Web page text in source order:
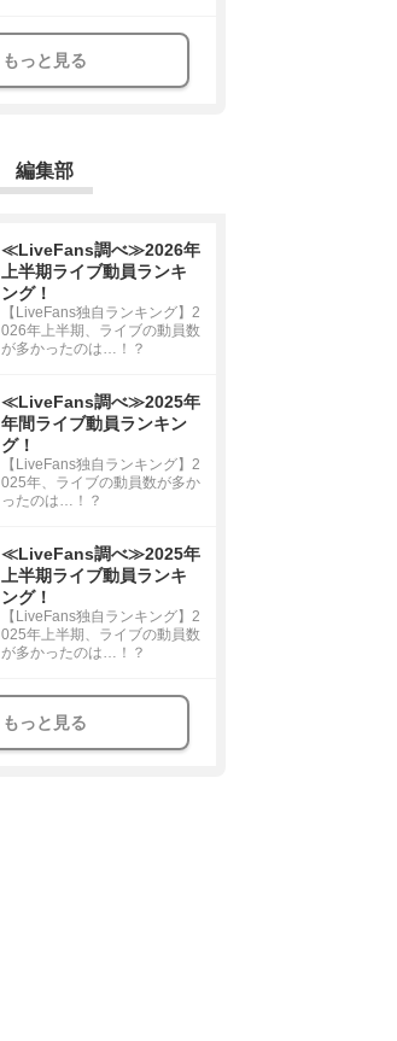
もっと見る
編集部
≪LiveFans調べ≫2026年
上半期ライブ動員ランキ
ング！
【LiveFans独自ランキング】2
026年上半期、ライブの動員数
が多かったのは…！？
≪LiveFans調べ≫2025年
年間ライブ動員ランキン
グ！
【LiveFans独自ランキング】2
025年、ライブの動員数が多か
ったのは…！？
≪LiveFans調べ≫2025年
上半期ライブ動員ランキ
ング！
【LiveFans独自ランキング】2
025年上半期、ライブの動員数
が多かったのは…！？
もっと見る